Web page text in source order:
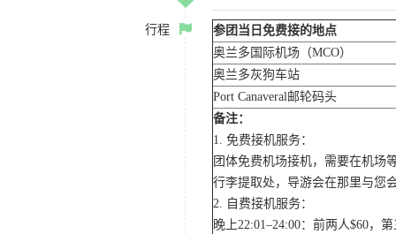
行程
参团当日免费接的地点
奥兰多国际机场（MCO）
奥兰多灰狗车站
Port Canaveral邮轮码头
备注：
1. 免费接机服务：
团体免费机场接机，需要在机场
行李提取处，导游会在那里与您
2. 自费接机服务：
晚上22:01–24:00：前两人$60，